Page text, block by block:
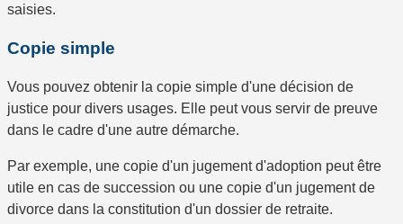
saisies.
Copie simple
Vous pouvez obtenir la copie simple d'une décision de
justice pour divers usages. Elle peut vous servir de preuve
dans le cadre d'une autre démarche.
Par exemple, une copie d'un jugement d'adoption peut être
utile en cas de succession ou une copie d'un jugement de
divorce dans la constitution d'un dossier de retraite.